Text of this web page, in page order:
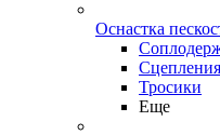
Оснастка
Сцепления
Тросики
Еще